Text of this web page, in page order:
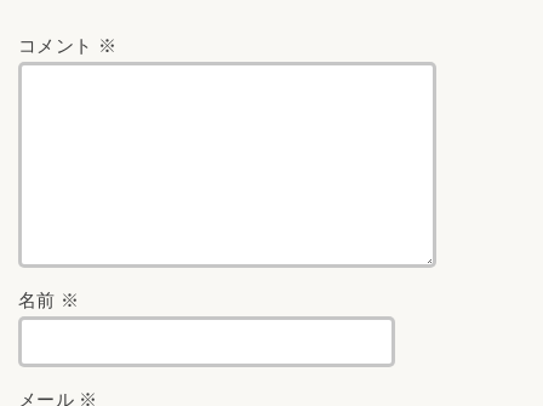
コメント ※
名前 ※
メール ※